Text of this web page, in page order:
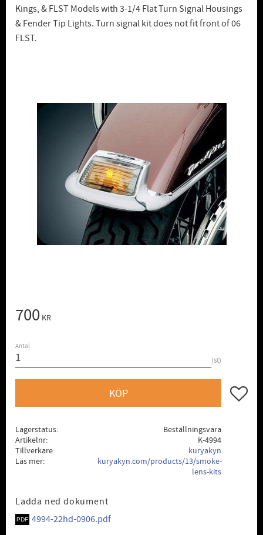
Kings, & FLST Models with 3-1/4 Flat Turn Signal Housings
& Fender Tip Lights. Turn signal kit does not fit front of 06
FLST.
700 KR
Antal
st
KÖP Lägg
Lagerstatus
Beställningsvara
Artikelnr
K-4994
Tillverkare
kuryakyn
Läs mer
kuryakyn.com/products/13/smoke-
lens-kits
Ladda ned dokument
4994-22hd-0906.pdf